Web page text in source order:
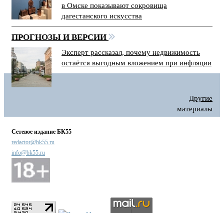
в Омске показывают сокровища
дагестанского искусства
ПРОГНОЗЫ И ВЕРСИИ
Эксперт рассказал, почему недвижимость
остаётся выгодным вложением при инфляции
Другие
материалы
Сетевое издание БК55
redactor@bk55.ru
info@bk55.ru